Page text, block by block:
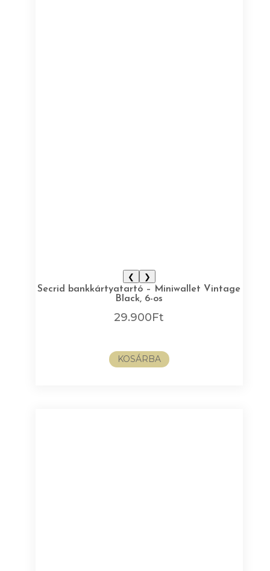
❮
❯
Secrid bankkártyatartó – Miniwallet Vintage
Black, 6-os
29.900Ft
KOSÁRBA